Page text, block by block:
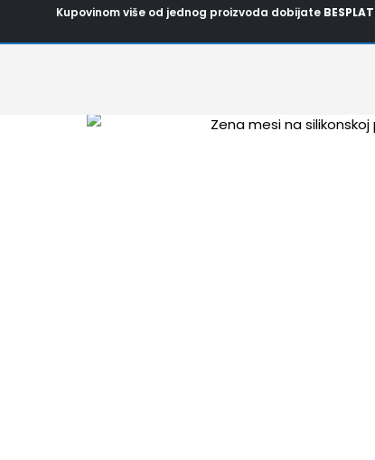
Kupovinom više od jednog proizvoda dobijate